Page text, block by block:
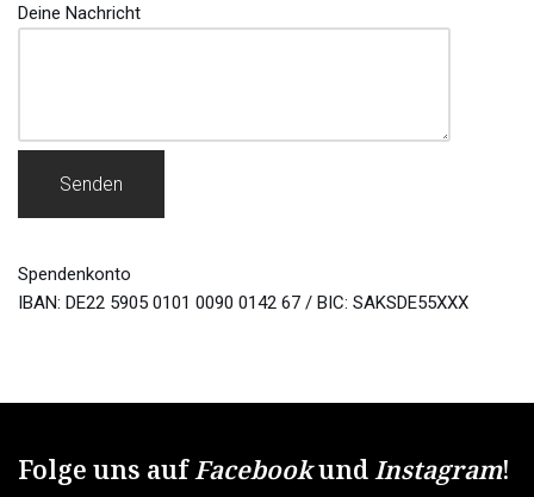
Deine Nachricht
Spendenkonto
IBAN: DE22 5905 0101 0090 0142 67 / BIC: SAKSDE55XXX
Folge uns aufFacebookundInstagram!